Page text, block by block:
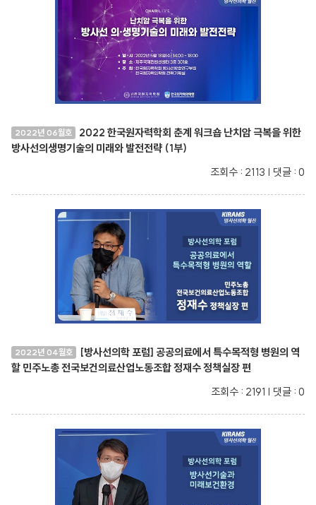
2022년 06월호
2022 한국원자력학회 춘계 워크숍 난치암 극복을 위한
방사선의생명기술의 미래와 발전전략 (1부)
조회수 : 2113 | 댓글 : 0
2022년 04월호
[방사선의학 포럼] 공공의료에서 특수목적형 병원의 역
할 민주노총 전국보건의료산업노동조합 정재수 정책실장 편
조회수 : 2191 | 댓글 : 0